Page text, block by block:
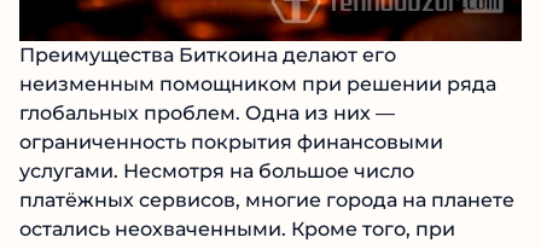
Преимущества Биткоина делают его
неизменным помощником при решении ряда
глобальных проблем. Одна из них —
ограниченность покрытия финансовыми
услугами. Несмотря на большое число
платёжных сервисов, многие города на планете
остались неохваченными. Кроме того, при